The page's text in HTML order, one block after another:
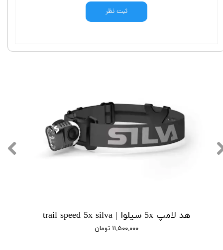
ثبت نظر
هد لامپ 5x سیلوا | trail speed 5x silva
۱۱,۵۰۰,۰۰۰ تومان